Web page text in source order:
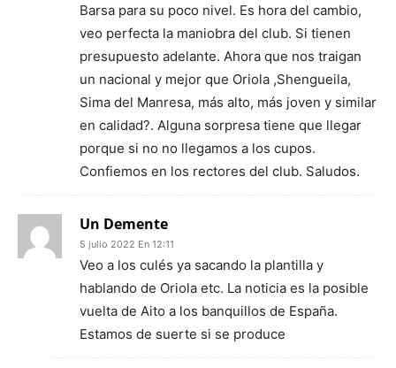
Barsa para su poco nivel. Es hora del cambio,
veo perfecta la maniobra del club. Si tienen
presupuesto adelante. Ahora que nos traigan
un nacional y mejor que Oriola ,Shengueila,
Sima del Manresa, más alto, más joven y similar
en calidad?. Alguna sorpresa tiene que llegar
porque si no no llegamos a los cupos.
Confiemos en los rectores del club. Saludos.
Un Demente
5 julio 2022 En 12:11
Veo a los culés ya sacando la plantilla y
hablando de Oriola etc. La noticia es la posible
vuelta de Aito a los banquillos de España.
Estamos de suerte si se produce